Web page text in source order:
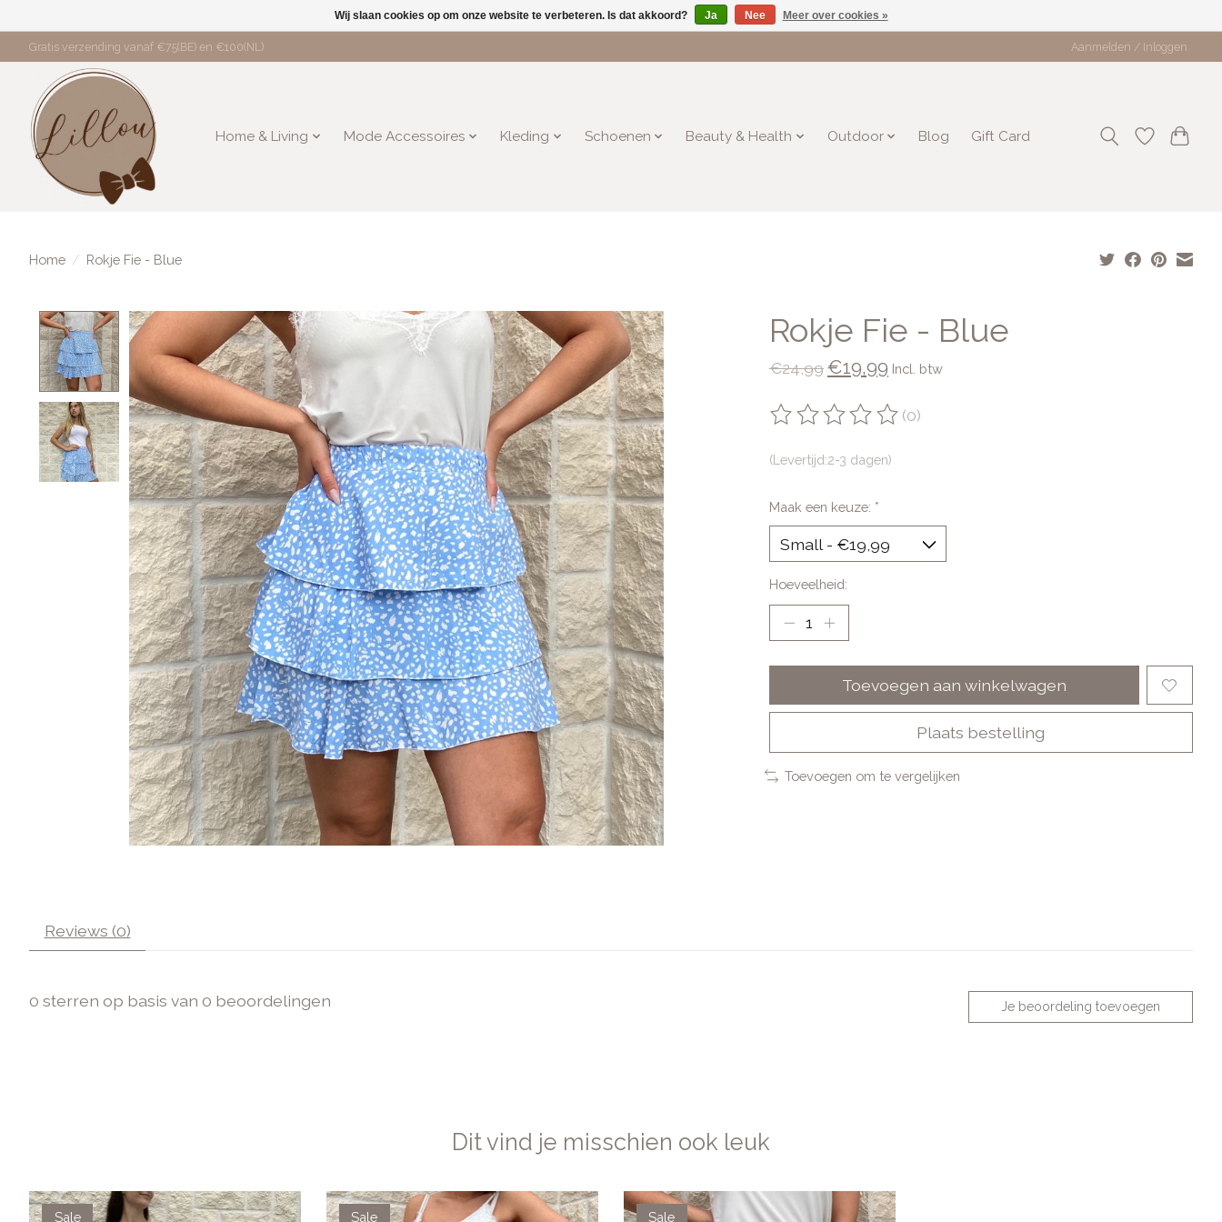
Gratis verzending vanaf €75(BE) en €100(NL) Aanmelden / Inloggen
Home & Living Mode Accessoires Kleding Schoenen Beauty & Health Outdoor Blog Gift Card
Home / Rokje Fie - Blue
Product image slideshow Items Rokje Fie - Blue
€24,99€19,99 Incl. btw
De beoordeling van dit product is
(0)
(Levertijd:2-3 dagen)
Maak een keuze: *
Hoeveelheid:
Toevoegen aan winkelwagen
Plaats bestelling
Toevoegen om te vergelijken
Reviews (0)
0 sterren op basis van 0 beoordelingen Je beoordeling toevoegen
Dit vind je misschien ook leuk
Items van productcarrousel
Sale Sale Sale
Wij slaan cookies op om onze website te verbeteren. Is dat akkoord? Ja Nee Meer over cookies »